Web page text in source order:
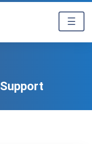
☰